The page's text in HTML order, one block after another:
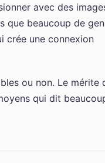
avec des
que beaucoup de
crée une connexion
ou non. Le mérite
qui dit